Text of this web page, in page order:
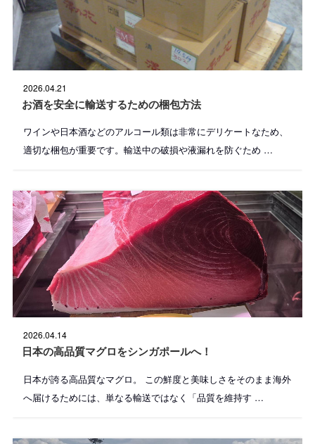
投
稿
日
:
2026.04.21
お酒を安全に輸送するための梱包方法
ワインや日本酒などのアルコール類は非常にデリケートなため、
適切な梱包が重要です。輸送中の破損や液漏れを防ぐため …
投
稿
日
:
2026.04.14
日本の高品質マグロをシンガポールへ！
日本が誇る高品質なマグロ。 この鮮度と美味しさをそのまま海外
へ届けるためには、単なる輸送ではなく「品質を維持す …